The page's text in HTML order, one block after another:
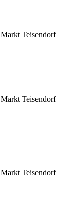
Markt Teisendorf
Markt Teisendorf
Markt Teisendorf